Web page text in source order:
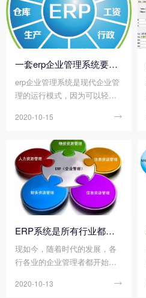
一问题，ERP软件便应运而生
了，通过应用ERP软件可以实
现一站式采购模式，精细化管
控供应商，帮助企业提升采购
效率，降低采购成本。那么ER
流程管控的呢?下面顺景软件小
编为您介绍：
一套erp企业管理系统要多少钱?
erp企业管理系统是现代企业管
理的运行模式，因为可以轻松
行各业企业的青睐。erp企业管
应用的、高度集成的系统，覆
盖了客户、项目、库存和采购
供应生产等管理工作，通过优
化企业资源达到资源效益增
大。
2020-10-15 
ERP系统是所有行业都适用吗?
现如今，随着时代的发展，各
行各业的企业管理者都开始运
管理，从而 对公司内部业务流
2020-10-13 